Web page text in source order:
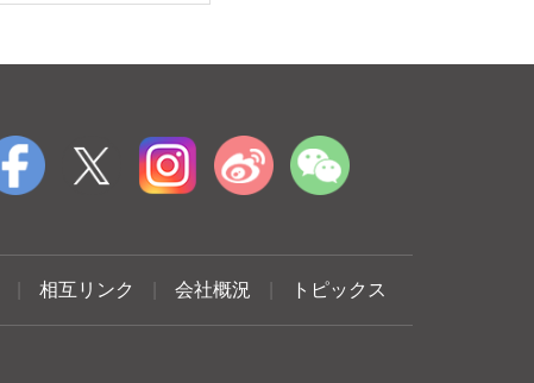
相互リンク 会社概況 トピックス